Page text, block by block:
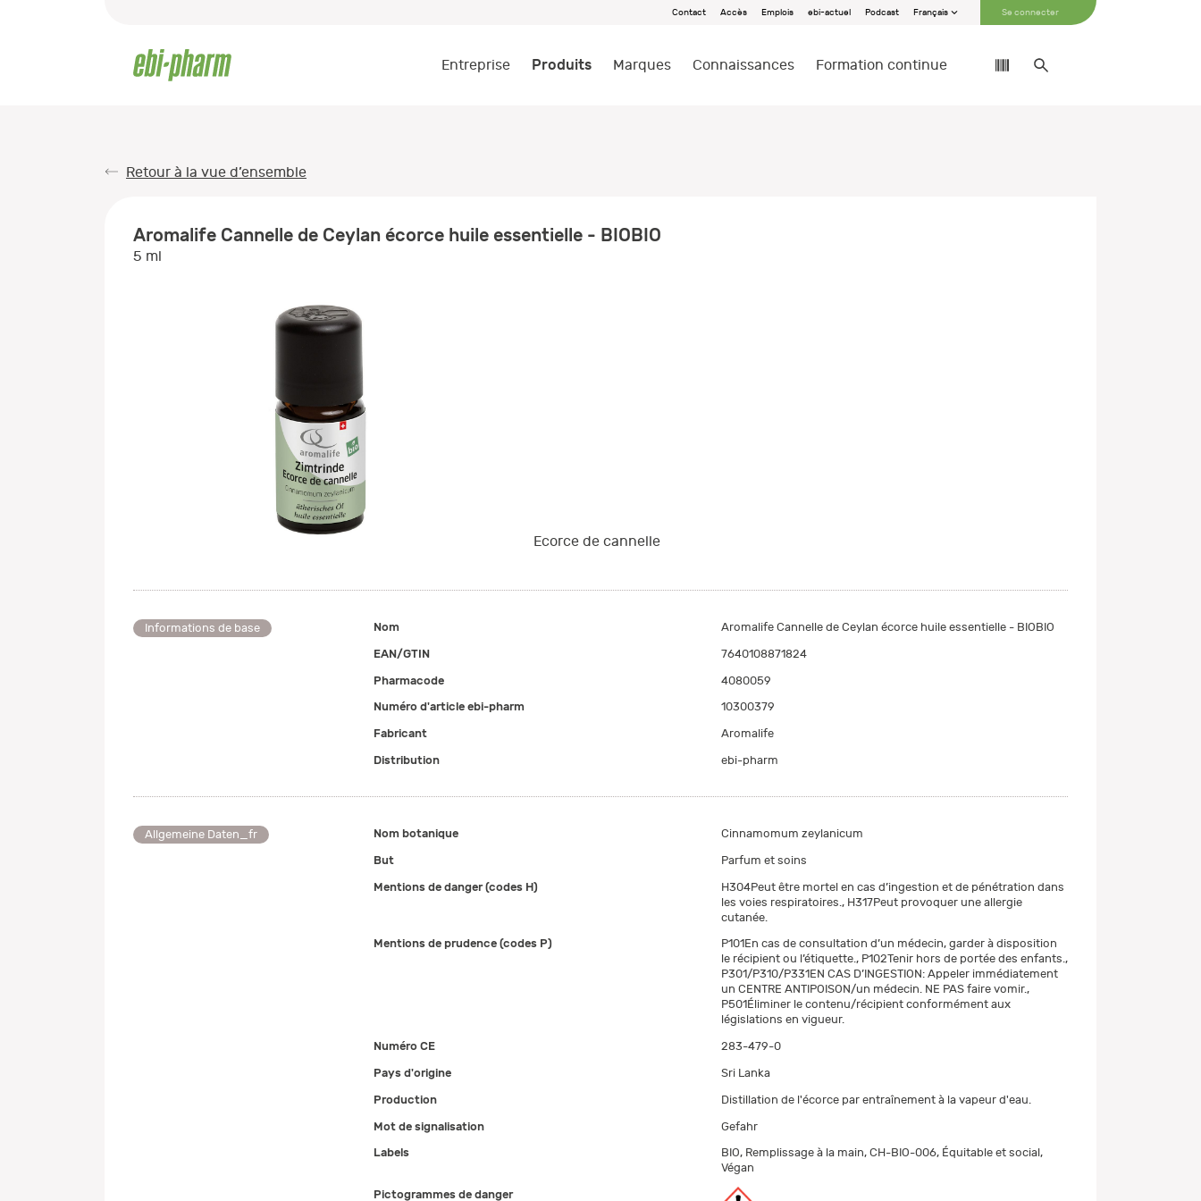
Contact Accès Emplois ebi-actuel Podcast Français Se connecter
Entreprise Produits Marques Connaissances Formation continue
Retour à la vue d’ensemble
Aromalife Cannelle de Ceylan écorce huile essentielle - BIOBIO
5 ml
Ecorce de cannelle
Informations de base Nom
Aromalife Cannelle de Ceylan écorce huile essentielle - BIOBIO
EAN/GTIN
7640108871824
Pharmacode
4080059
Numéro d'article ebi-pharm
10300379
Fabricant
Aromalife
Distribution
ebi-pharm
Allgemeine Daten_fr Nom botanique
Cinnamomum zeylanicum
But
Parfum et soins
Mentions de danger (codes H)
H304Peut être mortel en cas d’ingestion et de pénétration dans
les voies respiratoires., H317Peut provoquer une allergie
cutanée.
Mentions de prudence (codes P)
P101En cas de consultation d’un médecin, garder à disposition
le récipient ou l’étiquette., P102Tenir hors de portée des enfants.,
P301/P310/P331EN CAS D’INGESTION: Appeler immédiatement
un CENTRE ANTIPOISON/un médecin. NE PAS faire vomir.,
P501Éliminer le contenu/récipient conformément aux
législations en vigueur.
Numéro CE
283-479-0
Pays d'origine
Sri Lanka
Production
Distillation de l'écorce par entraînement à la vapeur d'eau.
Mot de signalisation
Gefahr
Labels
BIO, Remplissage à la main, CH-BIO-006, Équitable et social,
Végan
Pictogrammes de danger